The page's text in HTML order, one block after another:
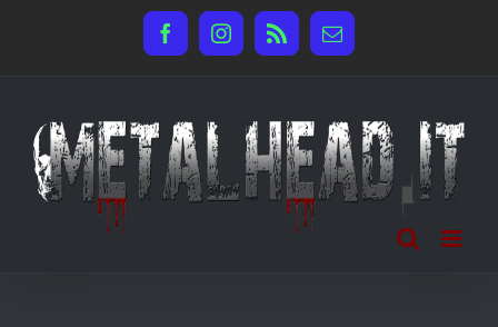
FacebookInstagram
Rss Email